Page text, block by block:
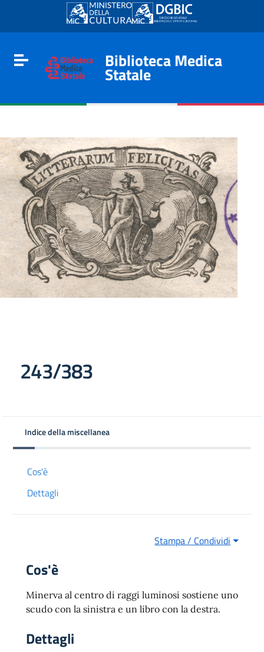
Go to content
Go to the navigation menu
Go to the footer
Toggle navigation
Biblioteca Medica
Statale
243/383
Indice della miscellanea
Cos'è
Dettagli
Stampa / Condividi
Cos'è
Minerva al centro di raggi luminosi sostiene uno
scudo con la sinistra e un libro con la destra.
Dettagli